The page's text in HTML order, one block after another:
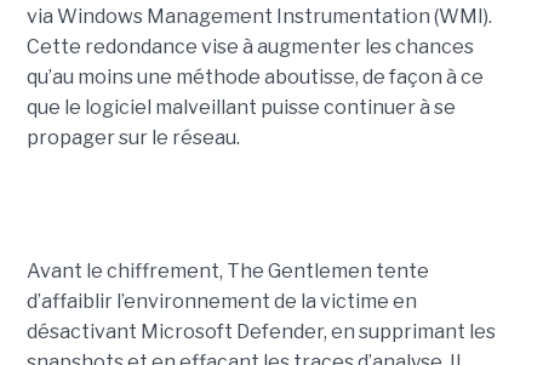
via Windows Management Instrumentation (WMI).
Cette redondance vise à augmenter les chances
qu’au moins une méthode aboutisse, de façon à ce
que le logiciel malveillant puisse continuer à se
propager sur le réseau.
Avant le chiffrement, The Gentlemen tente
d’affaiblir l’environnement de la victime en
désactivant Microsoft Defender, en supprimant les